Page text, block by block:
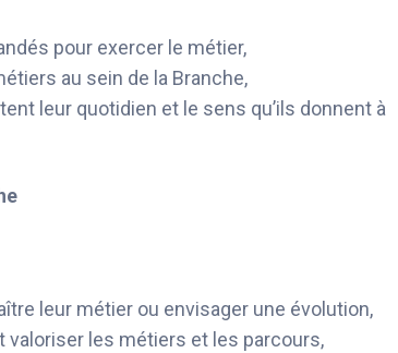
pour exercer le métier,
au sein de la Branche,
leur quotidien et le sens qu’ils donnent à
leur métier ou envisager une évolution,
les métiers et les parcours,